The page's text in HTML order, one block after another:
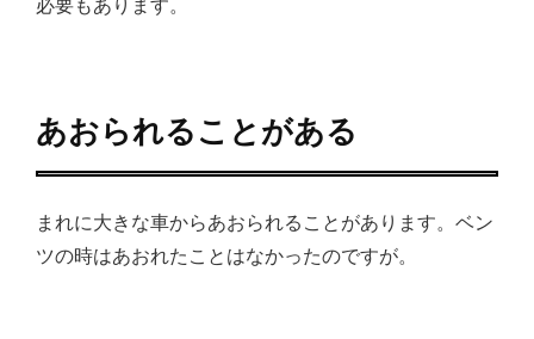
必要もあります。
あおられることがある
まれに大きな車からあおられることがあります。ベン
ツの時はあおれたことはなかったのですが。